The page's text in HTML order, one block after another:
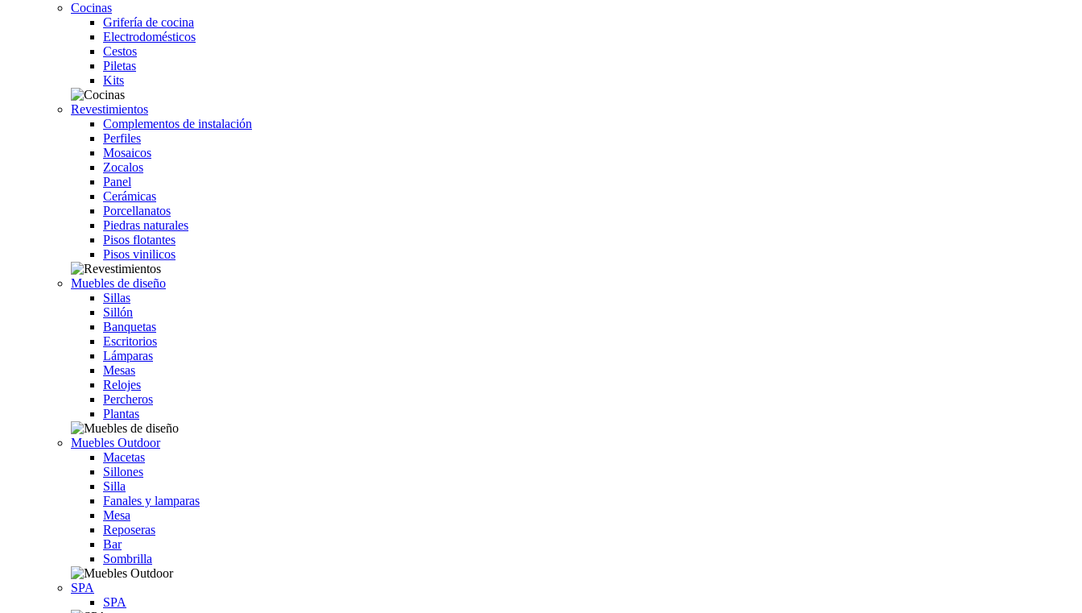
Cocinas
Grifería de cocina
Electrodomésticos
Cestos
Piletas
Kits
Revestimientos
Complementos de instalación
Perfiles
Mosaicos
Zocalos
Panel
Cerámicas
Porcellanatos
Piedras naturales
Pisos flotantes
Pisos vinilicos
Muebles de diseño
Sillas
Sillón
Banquetas
Escritorios
Lámparas
Mesas
Relojes
Percheros
Plantas
Muebles Outdoor
Macetas
Sillones
Silla
Fanales y lamparas
Mesa
Reposeras
Bar
Sombrilla
SPA
SPA